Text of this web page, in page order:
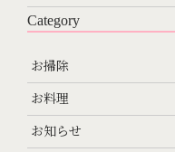
Category
お掃除
お料理
お知らせ